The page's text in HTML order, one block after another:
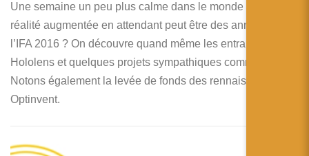
Une semaine un peu plus calme dans le monde de la
réalité augmentée en attendant peut être des annonces à
l’IFA 2016 ? On découvre quand même les entrailles de
Hololens et quelques projets sympathiques comme Egger !
Notons également la levée de fonds des rennais de
Optinvent.